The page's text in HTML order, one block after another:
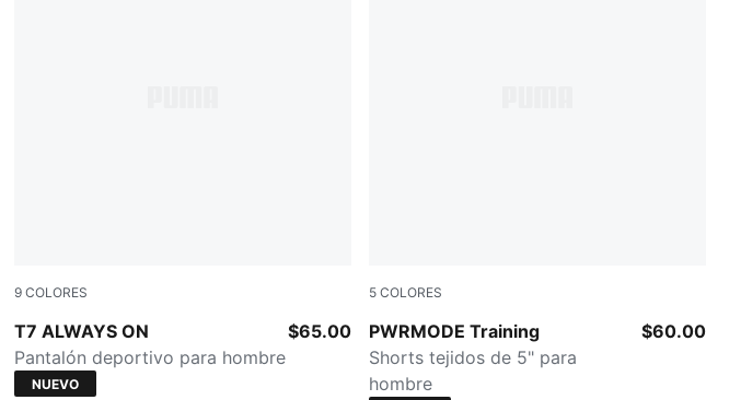
9 COLORES
T7 ALWAYS ON
Midnight Petrol
Pantalón deportivo para hombre
$65.00
NUEVO
5 COLORES
PWRMODE Training
Créme De Mint
Shorts tejidos de 5" para
hombre
$60.00